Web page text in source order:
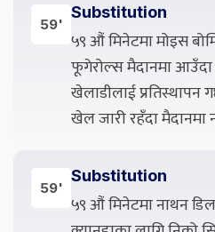
59'
Substitution
५९ औं मिनेटमा मोइस
फूगेरोल्स मैदानमा
खेलाडीलाई प्रतिस्थापन
खेल जारी रहँदा मैदानमा
59'
Substitution
५९ औं मिनेटमा नाथन